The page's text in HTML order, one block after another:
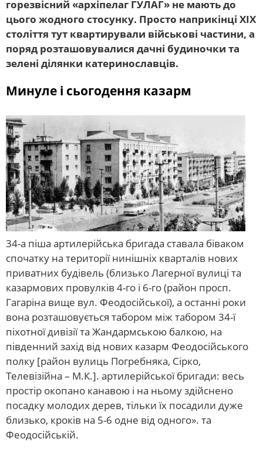
горезвісний «архіпелаг ГУЛАГ» не мають до
цього жодного стосунку. Просто наприкінці XIX
століття тут квартирували військові частини, а
поряд розташовувалися дачні будиночки та
зелені ділянки катеринославців.
Минуле і сьогодення казарм
34-а піша артилерійська бригада ставала біваком
спочатку на території нинішніх кварталів нових
приватних будівель (близько Лагерної вулиці та
казармових провулків 4-го і 6-го (район просп.
Гагаріна вище вул. Феодосійської), а останні роки
вона розташовується табором між табором 34-ї
піхотної дивізії та Жандармською балкою, на
південний захід від нових казарм Феодосійського
полку [район вулиць Погребняка, Сірко,
Телевізійна – М.К.]. артилерійської бригади: весь
простір окопано канавою і на ньому здійснено
посадку молодих дерев, тільки їх посадили дуже
близько, кроків на 5-6 одне від одного». та
Феодосійській.